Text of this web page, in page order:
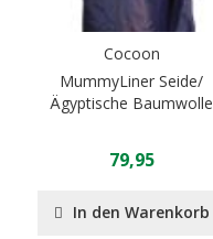
Cocoon
MummyLiner Seide/
Ägyptische Baumwolle
79,95
In den Warenkorb